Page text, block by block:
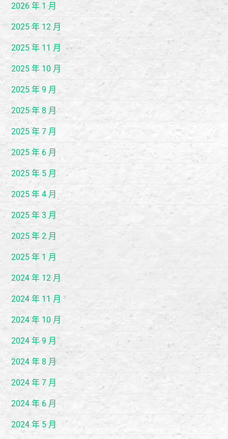
2026 年 1 月
2025 年 12 月
2025 年 11 月
2025 年 10 月
2025 年 9 月
2025 年 8 月
2025 年 7 月
2025 年 6 月
2025 年 5 月
2025 年 4 月
2025 年 3 月
2025 年 2 月
2025 年 1 月
2024 年 12 月
2024 年 11 月
2024 年 10 月
2024 年 9 月
2024 年 8 月
2024 年 7 月
2024 年 6 月
2024 年 5 月